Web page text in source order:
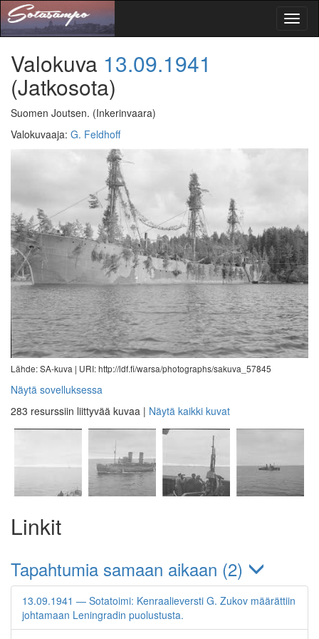
Valokuva 13.09.1941
(Jatkosota)
Suomen Joutsen. (Inkerinvaara)
Valokuvaaja: G. Feldhoff
Lähde: SA-kuva | URI: http://ldf.fi/warsa/photographs/sakuva_57845
Näytä sovelluksessa
283 resurssiin liittyvää kuvaa | Näytä kaikki kuvat
Linkit
Tapahtumia samaan aikaan (2)
13.09.1941 — Sotatoimi: Kenraalieversti G. Zukov määrättiin
johtamaan Leningradin puolustusta.